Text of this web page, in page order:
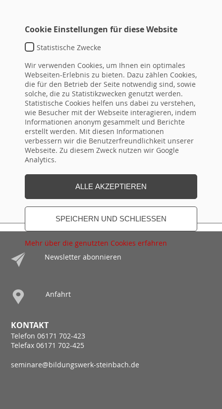
DETAIL-
LINK
(ID aus
Flex!)
ID Überschrift von bis topseminar
Seite Drucken
Newsletter abonnieren
Anfahrt
KONTAKT
Telefon 06171 702-423
Telefax 06171 702-425
seminare@bildungswerk-steinbach.de
Cookie Einstellungen für diese Website
Statistische Zwecke
Wir verwenden Cookies, um Ihnen ein optimales
Webseiten-Erlebnis zu bieten. Dazu zählen Cookies,
die für den Betrieb der Seite notwendig sind, sowie
solche, die zu Statistikzwecken genutzt werden.
Statistische Cookies helfen uns dabei zu verstehen,
wie Besucher mit der Webseite interagieren, indem
Informationen anonym gesammelt und Berichte
erstellt werden. Mit diesen Informationen
verbessern wir die Benutzerfreundlichkeit unserer
Webseite. Zu diesem Zweck nutzen wir Google
Analytics.
ALLE AKZEPTIEREN
SPEICHERN UND SCHLIESSEN
Mehr über die genutzten Cookies erfahren